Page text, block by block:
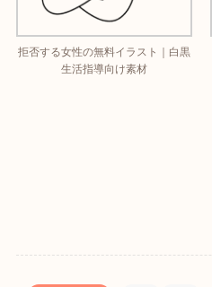
拒否する女性の無料イラスト｜白黒
生活指導向け素材